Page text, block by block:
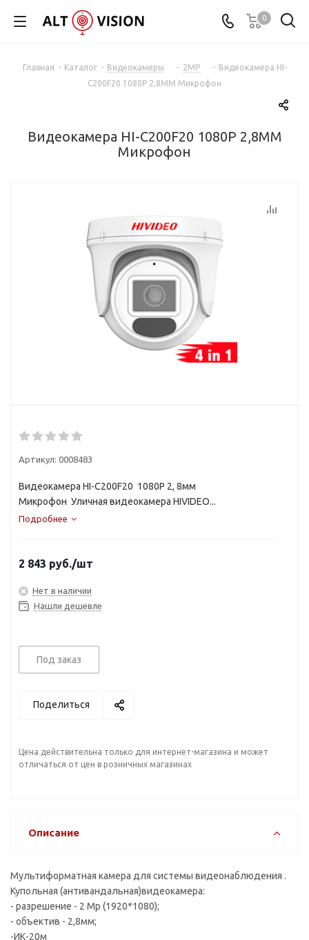
0
Главная - Каталог - Видеокамеры - 2MP - Видеокамера HI-
C200F20 1080P 2,8MM Микрофон
Видеокамера HI-C200F20 1080P 2,8MM
Микрофон
Артикул: 0008483
Видеокамера HI-C200F20 1080P 2, 8мм
Микрофон Уличная видеокамера HIVIDEO...
Подробнее
2 843 руб./шт
Нет в наличии
Нашли дешевле
Под заказ
Поделиться
Цена действительна только для интернет-магазина и может
отличаться от цен в розничных магазинах
Описание
Мультиформатная камера для системы видеонаблюдения .
Купольная (антивандальная)видеокамера:
- разрешение - 2 Mp (1920*1080);
- объектив - 2,8мм;
-ИК-20м